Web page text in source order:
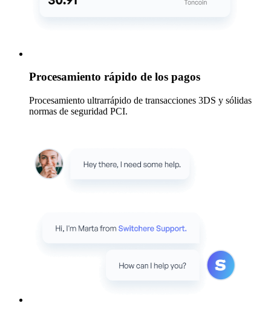
Procesamiento rápido de los pagos
Procesamiento ultrarrápido de transacciones 3DS y sólidas
normas de seguridad PCI.